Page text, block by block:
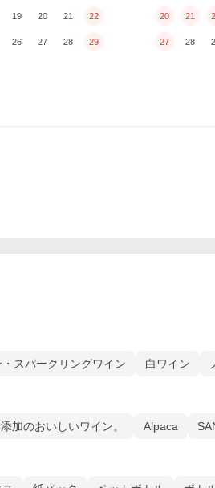
19 20 21 22
26 27 28 29
20 21
27 28
スパークリングワイン 白ワイン
加のおいしいワイン。 Alpaca